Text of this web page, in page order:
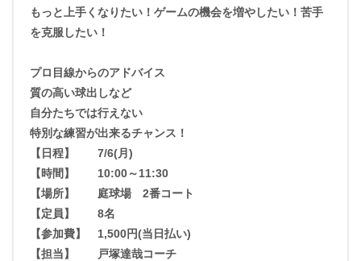
もっと上手くなりたい！ゲームの機会を増やしたい！苦手
を克服したい！
プロ目線からのアドバイス
質の高い球出しなど
自分たちでは行えない
特別な練習が出来るチャンス！
【日程】 7/6(月)
【時間】 10:00～11:30
【場所】 庭球場 2番コート
【定員】 8名
【参加費】 1,500円(当日払い)
【担当】 戸塚達哉コーチ